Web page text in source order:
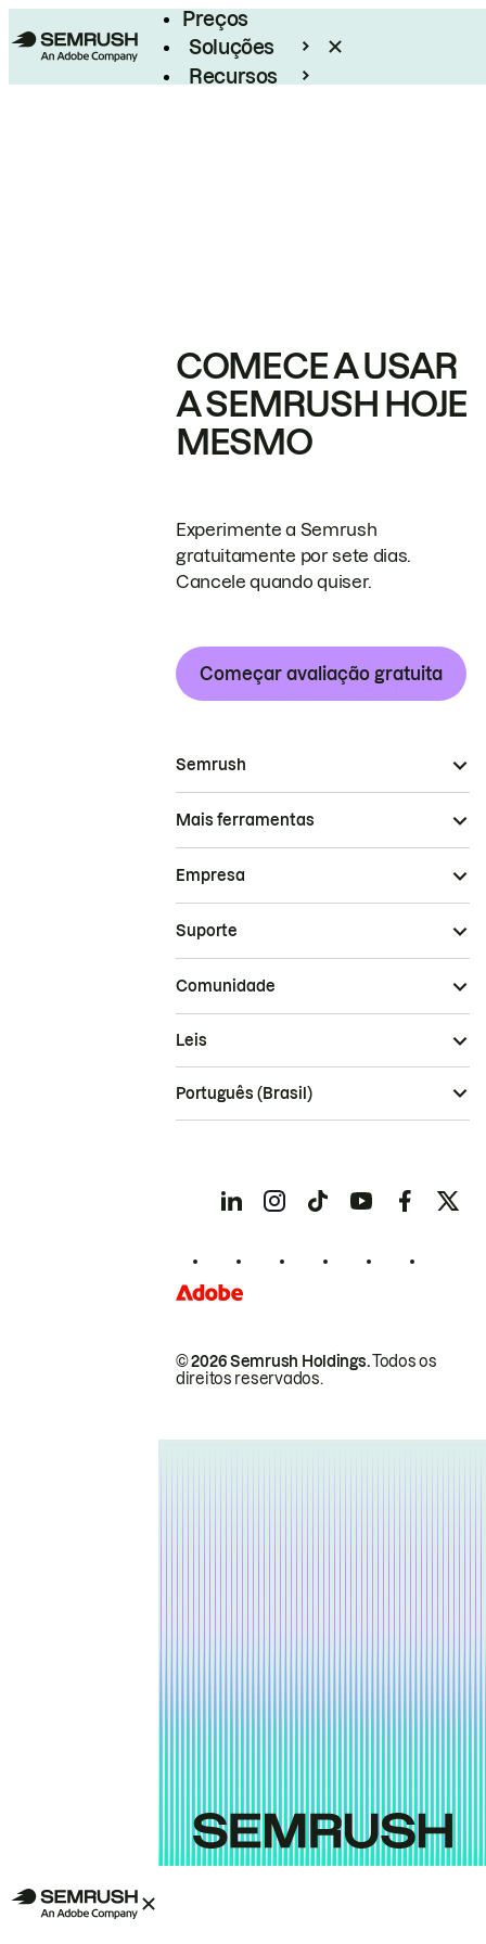
Preços
Soluções
Recursos
COMECE A USAR
A SEMRUSH HOJE
MESMO
Experimente a Semrush
gratuitamente por sete dias.
Cancele quando quiser.
Começar avaliação gratuita
Semrush
Mais ferramentas
Empresa
Suporte
Comunidade
© 2026 Semrush Holdings.Todos os
direitos reservados.
Leis
Português (Brasil)